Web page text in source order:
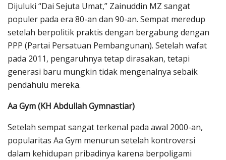
Dijuluki “Dai Sejuta Umat,” Zainuddin MZ sangat
populer pada era 80-an dan 90-an. Sempat meredup
setelah berpolitik praktis dengan bergabung dengan
PPP (Partai Persatuan Pembangunan). Setelah wafat
pada 2011, pengaruhnya tetap dirasakan, tetapi
generasi baru mungkin tidak mengenalnya sebaik
pendahulu mereka.
Aa Gym (KH Abdullah Gymnastiar)
Setelah sempat sangat terkenal pada awal 2000-an,
popularitas Aa Gym menurun setelah kontroversi
dalam kehidupan pribadinya karena berpoligami